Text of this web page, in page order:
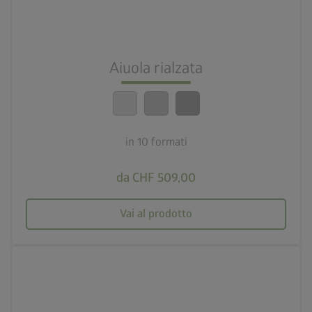
Aiuola rialzata
in 10 formati
da CHF 509,00
Vai al prodotto
calendar_month
20 anni di garanzia